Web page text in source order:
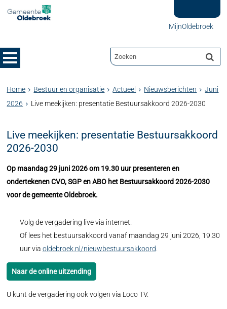
MijnOldebroek
Home Bestuur en organisatie Actueel Nieuwsberichten
Juni
2026
Live meekijken: presentatie Bestuursakkoord 2026-2030
Live meekijken: presentatie Bestuursakkoord
2026-2030
Op maandag 29 juni 2026 om 19.30 uur presenteren en
ondertekenen CVO, SGP en ABO het Bestuursakkoord 2026-2030
voor de gemeente Oldebroek.
Volg de vergadering live via internet.
Of lees het bestuursakkoord vanaf maandag 29 juni 2026, 19.30
uur via oldebroek.nl/nieuwbestuursakkoord
Naar de online uitzending
U kunt de vergadering ook volgen via Loco TV.